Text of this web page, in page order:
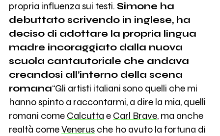
propria influenza sui testi. Simone ha
debuttato scrivendo in inglese, ha
deciso di adottare la propria lingua
madre incoraggiato dalla nuova
scuola cantautoriale che andava
creandosi all’interno della scena
romana“Gli artisti italiani sono quelli che mi
hanno spinto a raccontarmi, a dire la mia, quelli
romani come Calcutta e Carl Brave, ma anche
realtà comeVenerusche ho avuto la fortuna di